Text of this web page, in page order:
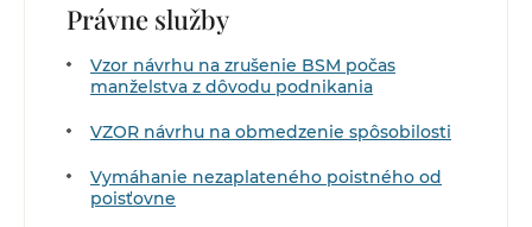
Právne služby
Vzor návrhu na zrušenie BSM počas
manželstva z dôvodu podnikania
VZOR návrhu na obmedzenie spôsobilosti
Vymáhanie nezaplateného poistného od
poisťovne